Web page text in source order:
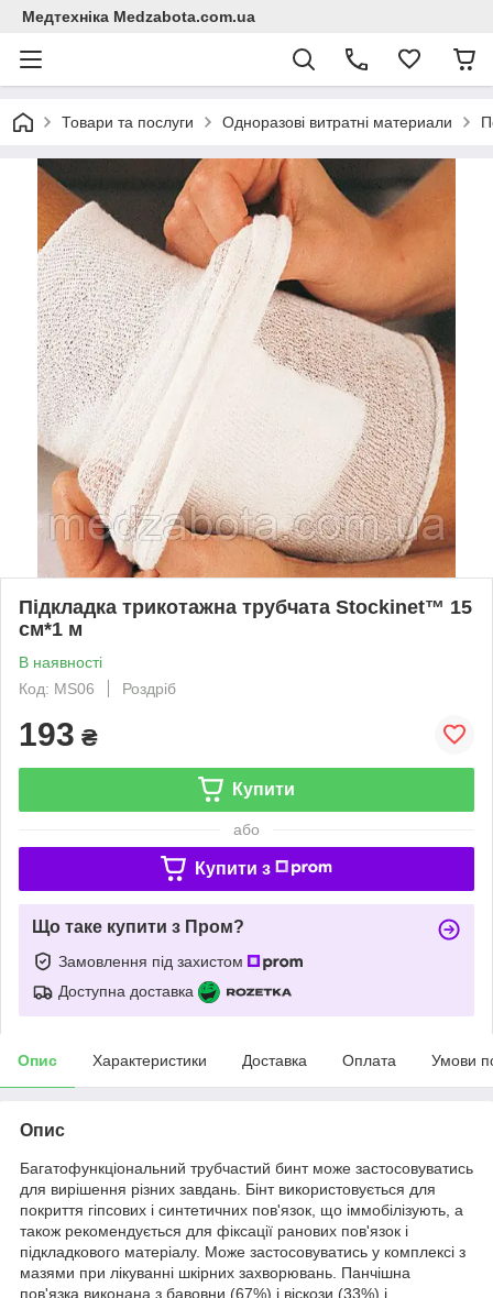
Медтехніка Medzabota.com.ua
Товари та послуги Одноразові витратні материали
Підкладка трикотажна трубчата Stockinet™ 15
см*1 м
В наявності
Код: MS06
Роздріб
193 ₴
Купити
або
Купити з
Що таке купити з Пром?
Замовлення під захистом
Доступна доставка
Опис Характеристики Доставка Оплата Умови
Опис
Багатофункціональний трубчастий бинт може застосовуватись
для вирішення різних завдань. Бінт використовується для
покриття гіпсових і синтетичних пов'язок, що іммобілізують, а
також рекомендується для фіксації ранових пов'язок і
підкладкового матеріалу. Може застосовуватись у комплексі з
мазями при лікуванні шкірних захворювань. Панчішна
пов'язка виконана з бавовни (67%) і віскози (33%) і